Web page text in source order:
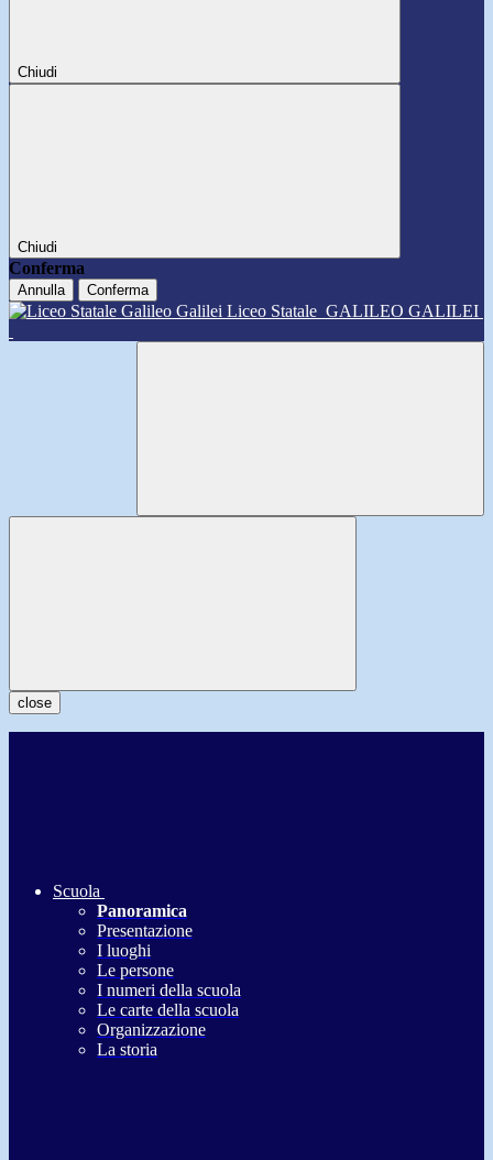
Chiudi
Chiudi
Conferma
Annulla Conferma
Liceo Statale GALILEO GALILEI
close
Scuola
Panoramica
Presentazione
I luoghi
Le persone
I numeri della scuola
Le carte della scuola
Organizzazione
La storia